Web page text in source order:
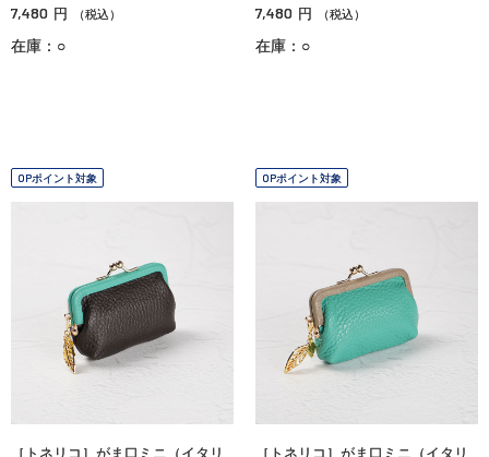
7,480 円 （税込）
在庫：○
7,480 円 （税込）
在庫：○
OPポイント対象
［トネリコ］がま口ミニ（イタリ
OPポイント対象
［トネリコ］がま口ミニ（イタリ